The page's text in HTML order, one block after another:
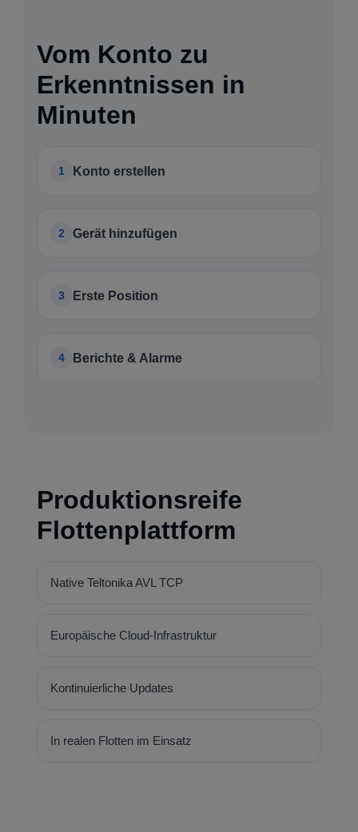
Vom Konto zu
Erkenntnissen in
Minuten
1 Konto erstellen
2 Gerät hinzufügen
3 Erste Position
4 Berichte & Alarme
Produktionsreife
Flottenplattform
Native Teltonika AVL TCP
Europäische Cloud-Infrastruktur
Kontinuierliche Updates
In realen Flotten im Einsatz